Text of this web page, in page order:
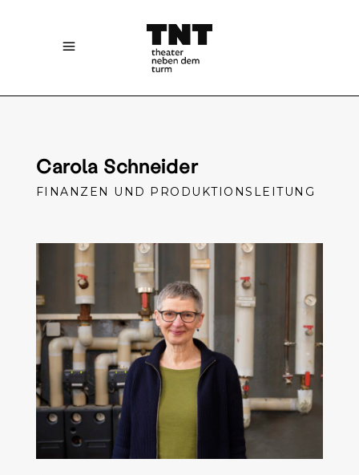
Carola Schneider
FINANZEN UND PRODUKTIONSLEITUNG